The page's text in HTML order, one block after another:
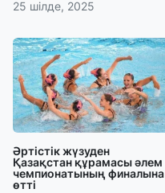
25 шілде, 2025
Әртістік жүзуден
Қазақстан құрамасы әлем
чемпионатының финалына
өтті